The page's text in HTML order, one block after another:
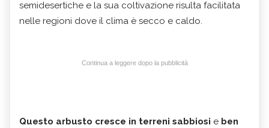
semidesertiche e la sua coltivazione risulta facilitata
nelle regioni dove il clima è secco e caldo.
Continua a leggere dopo la pubblicità
Questo arbusto cresce in terreni sabbiosi e ben